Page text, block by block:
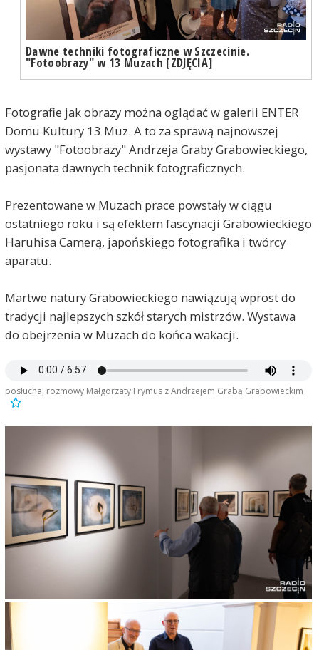
Dawne techniki fotograficzne w Szczecinie.
"Fotoobrazy" w 13 Muzach [ZDJĘCIA]
Fotografie jak obrazy można oglądać w galerii ENTER
Domu Kultury 13 Muz. A to za sprawą najnowszej
wystawy "Fotoobrazy" Andrzeja Graby Grabowieckiego,
pasjonata dawnych technik fotograficznych.
Prezentowane w Muzach prace powstały w ciągu
ostatniego roku i są efektem fascynacji Grabowieckiego
Haruhisa Camerą, japońskiego fotografika i twórcy
aparatu.
Martwe natury Grabowieckiego nawiązują wprost do
tradycji najlepszych szkół starych mistrzów. Wystawa
do obejrzenia w Muzach do końca wakacji.
posłuchaj rozmowy Małgorzaty Frymus z Andrzejem Grabą Grabowieckim